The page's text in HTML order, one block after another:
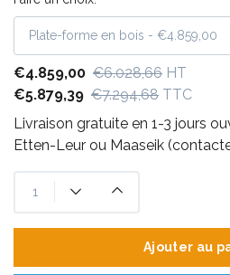
€4.859,00 €6.028,66 HT
€5.879,39 €7.294,68 TTC
Livraison gratuite en 1-3 jours
Etten-Leur ou Maaseik
Ajouter au